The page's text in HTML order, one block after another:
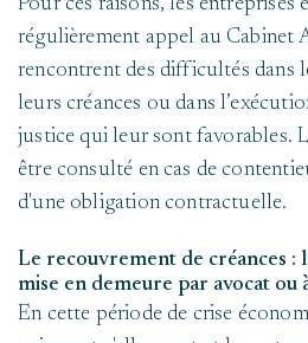
Pour ces raisons, les
régulièrement appel au Cabinet
rencontrent des difficultés dans
leurs créances ou dans
justice qui leur sont favorables.
être consulté en cas de
d'une obligation contractuelle.
Le recouvrement de créances :
mise en demeure par avocat ou
En cette période de crise